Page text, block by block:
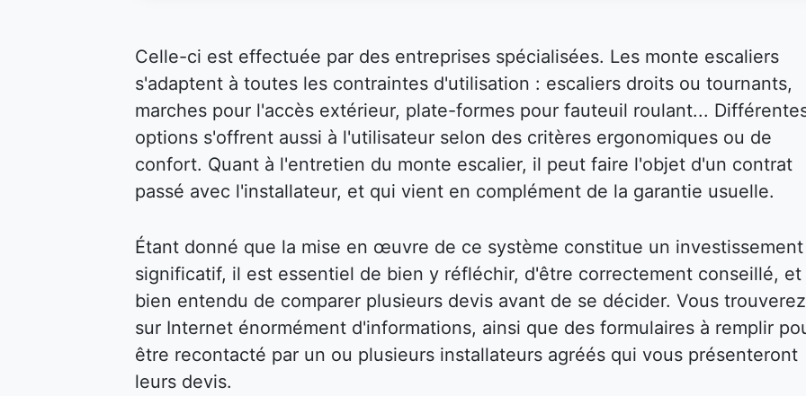
Celle-ci est effectuée par des entreprises spécialisées. Les monte escaliers
s'adaptent à toutes les contraintes d'utilisation : escaliers droits ou tournants,
marches pour l'accès extérieur, plate-formes pour fauteuil roulant...
options s'offrent aussi à l'utilisateur selon des critères ergonomiques ou de
confort. Quant à l'entretien du monte escalier, il peut faire l'objet d'un contrat
passé avec l'installateur, et qui vient en complément de la garantie usuelle.
Étant donné que la mise en œuvre de ce système constitue un investissement
significatif, il est essentiel de bien y réfléchir, d'être correctement conseillé, et
bien entendu de comparer plusieurs devis avant de se décider. Vous trouverez
sur Internet énormément d'informations, ainsi que des formulaires à remplir
être recontacté par un ou plusieurs installateurs agréés qui vous présenteront
leurs devis.